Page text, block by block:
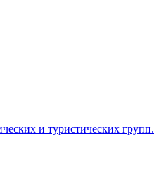
и туристических групп.